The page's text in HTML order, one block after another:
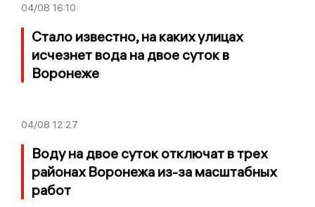
04/08 16:10
Стало известно, на каких улицах
исчезнет вода на двое суток в
Воронеже
04/08 12:27
Воду на двое суток отключат в трех
районах Воронежа из-за масштабных
работ